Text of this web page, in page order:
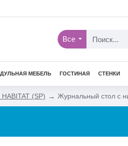
Все
МЕБЕЛЬ ГОСТИНАЯ СТЕНКИ
HABITAT (SP) Журнальный стол с